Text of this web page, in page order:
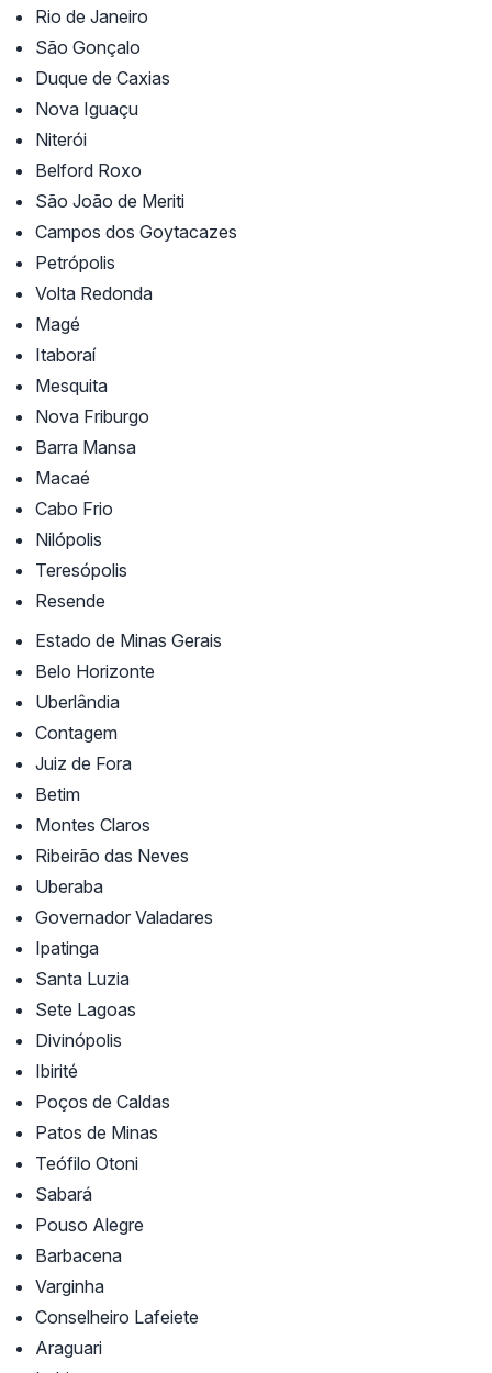
Rio de Janeiro
São Gonçalo
Duque de Caxias
Nova Iguaçu
Niterói
Belford Roxo
São João de Meriti
Campos dos Goytacazes
Petrópolis
Volta Redonda
Magé
Itaboraí
Mesquita
Nova Friburgo
Barra Mansa
Macaé
Cabo Frio
Nilópolis
Teresópolis
Resende
Estado de Minas Gerais
Belo Horizonte
Uberlândia
Contagem
Juiz de Fora
Betim
Montes Claros
Ribeirão das Neves
Uberaba
Governador Valadares
Ipatinga
Santa Luzia
Sete Lagoas
Divinópolis
Ibirité
Poços de Caldas
Patos de Minas
Teófilo Otoni
Sabará
Pouso Alegre
Barbacena
Varginha
Conselheiro Lafeiete
Araguari